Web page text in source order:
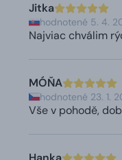
Jitka
hodnotené 5. 4.
Najviac chválim
MÓŇA
hodnotené 23. 1.
Vše v pohodě,